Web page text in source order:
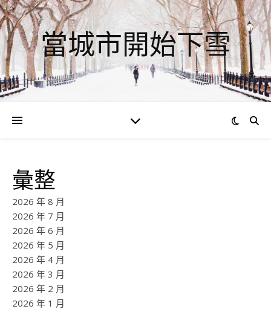
當城市開始下雪
彙整
2026 年 8 月
2026 年 7 月
2026 年 6 月
2026 年 5 月
2026 年 4 月
2026 年 3 月
2026 年 2 月
2026 年 1 月